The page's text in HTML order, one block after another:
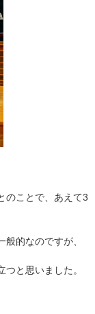
のことで、あえて3
的なのですが、
と思いました。